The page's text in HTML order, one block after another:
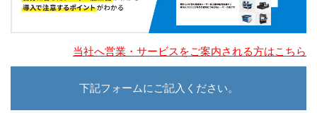
当社へ営業・サービスをご案内される方はこちら
下記フォームにご記入ください。